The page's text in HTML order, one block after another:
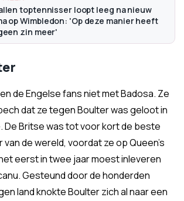
toptennisser loopt leeg na nieuw
op Wimbledon: 'Op deze manier heeft
zin meer'
de Engelse fans niet met Badosa. Ze
dat ze tegen Boulter was geloot in
De Britse was tot voor kort de beste
de wereld, voordat ze op Queen's
eerst in twee jaar moest inleveren
Gesteund door de honderden
land knokte Boulter zich al naar een